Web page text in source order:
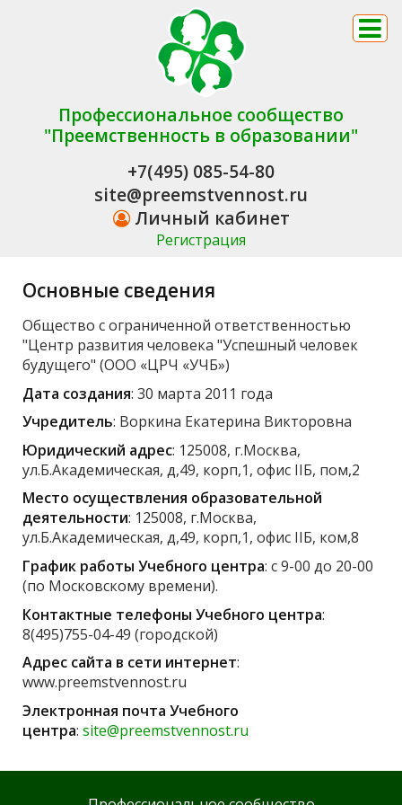
Профессиональное сообщество
"Преемственность в образовании"
+7(495) 085-54-80
site@preemstvennost.ru
Личный кабинет
Регистрация
Основные сведения
Общество с ограниченной ответственностью
"Центр развития человека "Успешный человек
будущего" (ООО «ЦРЧ «УЧБ»)
Дата создания: 30 марта 2011 года
Учредитель: Воркина Екатерина Викторовна
Юридический адрес: 125008, г.Москва,
ул.Б.Академическая, д,49, корп,1, офис IIБ, пом,2
Место осуществления образовательной
деятельности: 125008, г.Москва,
ул.Б.Академическая, д,49, корп,1, офис IIБ, ком,8
График работы Учебного центра: с 9-00 до 20-00
(по Московскому времени).
Контактные телефоны Учебного центра:
8(495)755-04-49 (городской)
Адрес сайта в сети интернет:
www.preemstvennost.ru
Электронная почта Учебного
центра: site@preemstvennost.ru